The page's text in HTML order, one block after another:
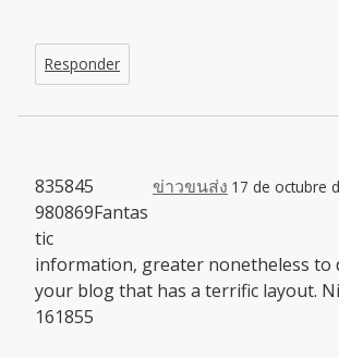
Responder
ข่าวขนส่ง 17 de octubre
835845
980869Fantas
tic
information, greater nonetheless to
your blog that has a terrific layout.
161855